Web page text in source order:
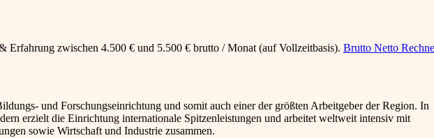
Erfahrung zwischen 4.500 € und 5.500 € brutto / Monat (auf Vollzeitbasis). Brutto Netto
und Forschungseinrichtung und somit auch einer der größten Arbeitgeber der Region. In
erzielt die Einrichtung internationale Spitzenleistungen und arbeitet weltweit intensiv mit
sowie Wirtschaft und Industrie zusammen.